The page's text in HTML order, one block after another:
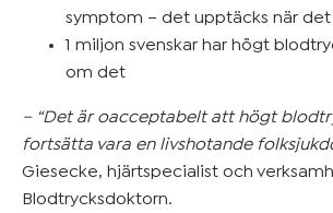
symptom – det upptäcks när
1 miljon svenskar har högt
om det
– “Det är oacceptabelt att högt
fortsätta vara en livshotande
Giesecke, hjärtspecialist och
Blodtrycksdoktorn.